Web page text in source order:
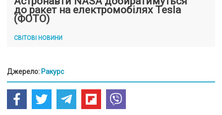
до ракет на електромобілях Tesla
(ФОТО)
СВІТОВІ НОВИНИ
Джерело: Ракурс